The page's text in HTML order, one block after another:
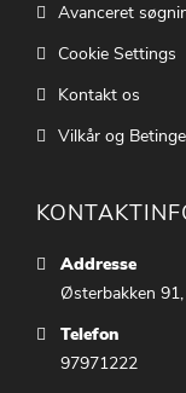
Avanceret
Cookie Settings
Kontakt os
Vilkår og
Addresse
Østerbakken
Telefon
97971222